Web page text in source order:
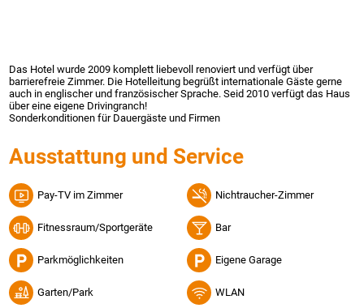
Ausstattung und Service
Pay-TV im Zimmer Nichtraucher-Zimmer
Fitnessraum/Sportgeräte Bar
Parkmöglichkeiten Eigene Garage
Garten/Park WLAN
Das Hotel wurde 2009 komplett liebevoll renoviert und verfügt über
barrierefreie Zimmer. Die Hotelleitung begrüßt internationale Gäste gerne
auch in englischer und französischer Sprache. Seid 2010 verfügt das Haus
über eine eigene Drivingranch!
Sonderkonditionen für Dauergäste und Firmen